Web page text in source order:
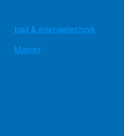
bad & energietechnik
Master